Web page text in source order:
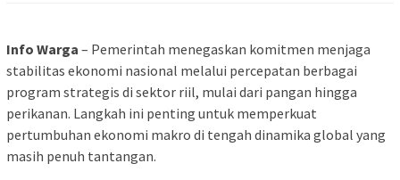
Info Warga – Pemerintah menegaskan komitmen menjaga
stabilitas ekonomi nasional melalui percepatan berbagai
program strategis di sektor riil, mulai dari pangan hingga
perikanan. Langkah ini penting untuk memperkuat
pertumbuhan ekonomi makro di tengah dinamika global yang
masih penuh tantangan.